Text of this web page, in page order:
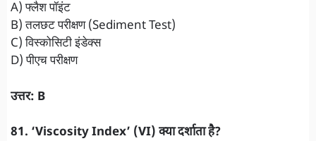
A) फ्लैश पॉइंट
B) तलछट परीक्षण (Sediment Test)
C) विस्कोसिटी इंडेक्स
D) पीएच परीक्षण
उत्तर: B
81. ‘Viscosity Index’ (VI) क्या दर्शाता है?